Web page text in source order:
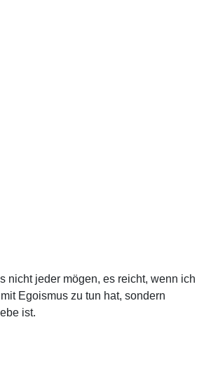
nicht jeder mögen, es reicht, wenn ich
Egoismus zu tun hat, sondern
ist.